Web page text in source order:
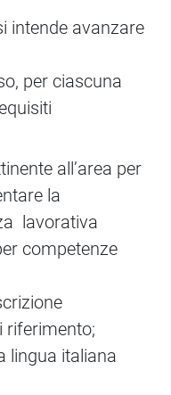
avanzare
per ciascuna
all’area per
la
lavorativa
competenze
riferimento;
lingua italiana